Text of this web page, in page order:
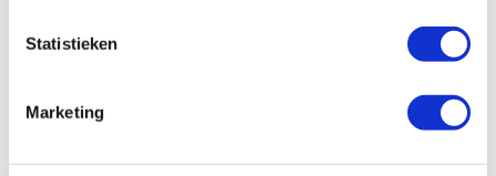
Statistieken
Marketing Polijstpasta wit 750 gram voorpolijsten
€ 12,55 incl. btw